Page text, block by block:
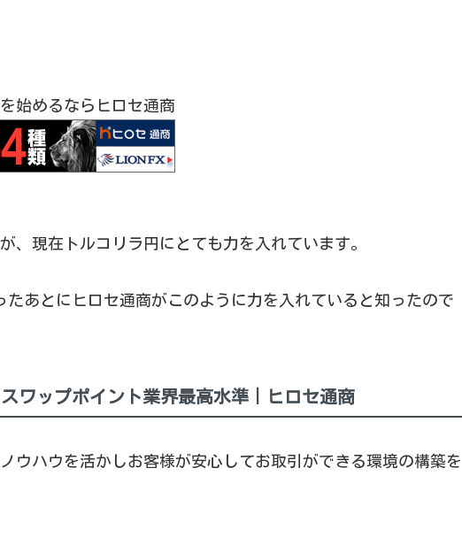
始めるならヒロセ通商
、現在トルコリラ円にとても力を入れています。
たあとにヒロセ通商がこのように力を入れていると知ったので
ワップポイント業界最高水準｜ヒロセ通商
ウハウを活かしお客様が安心してお取引ができる環境の構築を